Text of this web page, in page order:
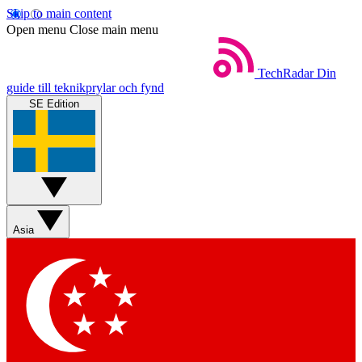
Skip to main content
Open menu Close main menu
TechRadar Din
guide till teknikprylar och fynd
SE Edition
Asia